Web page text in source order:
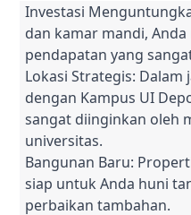
Investasi
dan kamar mandi,
pendapatan yang
Lokasi Strategis:
dengan Kampus UI
sangat diinginkan oleh
universitas.
Bangunan Baru:
siap untuk Anda huni
perbaikan tambahan.